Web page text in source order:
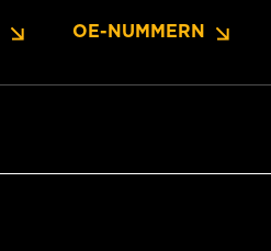
OE-NUMMERN